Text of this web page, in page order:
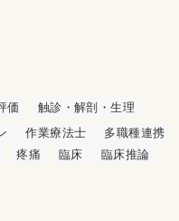
価
触診・解剖・生理
作業療法士
多職種連携
疼痛 臨床
臨床推論